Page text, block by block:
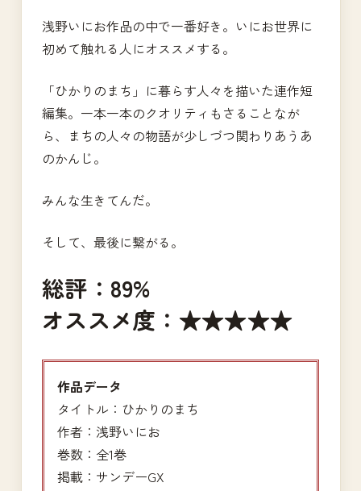
浅野いにお作品の中で一番好き。いにお世界に
初めて触れる人にオススメする。
「ひかりのまち」に暮らす人々を描いた連作短
編集。一本一本のクオリティもさることなが
ら、まちの人々の物語が少しづつ関わりあうあ
のかんじ。
みんな生きてんだ。
そして、最後に繋がる。
総評：89%
オススメ度：★★★★★
作品データ
タイトル：ひかりのまち
作者：浅野いにお
巻数：全1巻
掲載：サンデーGX